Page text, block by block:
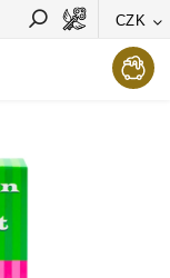
CZK
Hledat